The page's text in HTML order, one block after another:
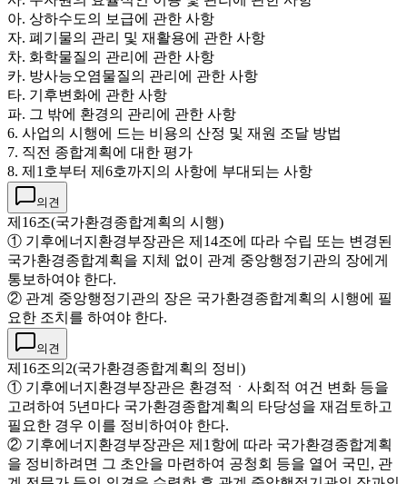
아. 상하수도의 보급에 관한 사항
자. 폐기물의 관리 및 재활용에 관한 사항
차. 화학물질의 관리에 관한 사항
카. 방사능오염물질의 관리에 관한 사항
타. 기후변화에 관한 사항
파. 그 밖에 환경의 관리에 관한 사항
6. 사업의 시행에 드는 비용의 산정 및 재원 조달 방법
7. 직전 종합계획에 대한 평가
8. 제1호부터 제6호까지의 사항에 부대되는 사항
의견
제16조(국가환경종합계획의 시행)
① 기후에너지환경부장관은 제14조에 따라 수립 또는 변경된
국가환경종합계획을 지체 없이 관계 중앙행정기관의 장에게
통보하여야 한다.
② 관계 중앙행정기관의 장은 국가환경종합계획의 시행에 필
요한 조치를 하여야 한다.
의견
제16조의2(국가환경종합계획의 정비)
① 기후에너지환경부장관은 환경적ㆍ사회적 여건 변화 등을
고려하여 5년마다 국가환경종합계획의 타당성을 재검토하고
필요한 경우 이를 정비하여야 한다.
② 기후에너지환경부장관은 제1항에 따라 국가환경종합계획
을 정비하려면 그 초안을 마련하여 공청회 등을 열어 국민, 관